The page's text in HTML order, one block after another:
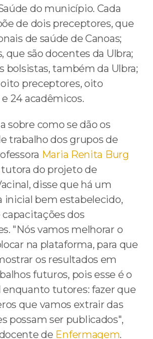
do município. Cada
de dois preceptores, que
de saúde de Canoas;
que são docentes da Ulbra;
bolsistas, também da Ulbra;
preceptores, oito
24 acadêmicos.
sobre como se dão os
trabalho dos grupos de
Maria Renita Burg
tutora do projeto de
disse que há um
inicial bem estabelecido,
dos
"Nós vamos melhorar o
na plataforma, para que
os resultados em
futuros, pois esse é o
enquanto tutores: fazer que
que vamos extrair das
possam ser publicados",
de Enfermagem.